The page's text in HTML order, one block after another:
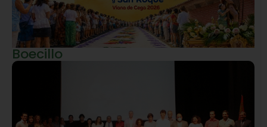
Boecillo